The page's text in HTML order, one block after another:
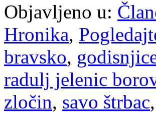
Objavljeno u:
Hronika,
bravsko,
radulj jelenic
zločin, savo štrbac,